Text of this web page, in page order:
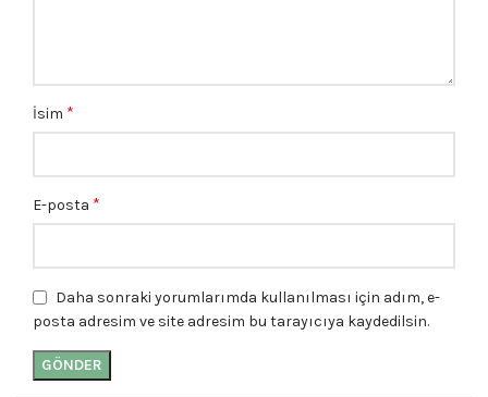
İsim *
E-posta *
Daha sonraki yorumlarımda kullanılması için adım, e-
posta adresim ve site adresim bu tarayıcıya kaydedilsin.